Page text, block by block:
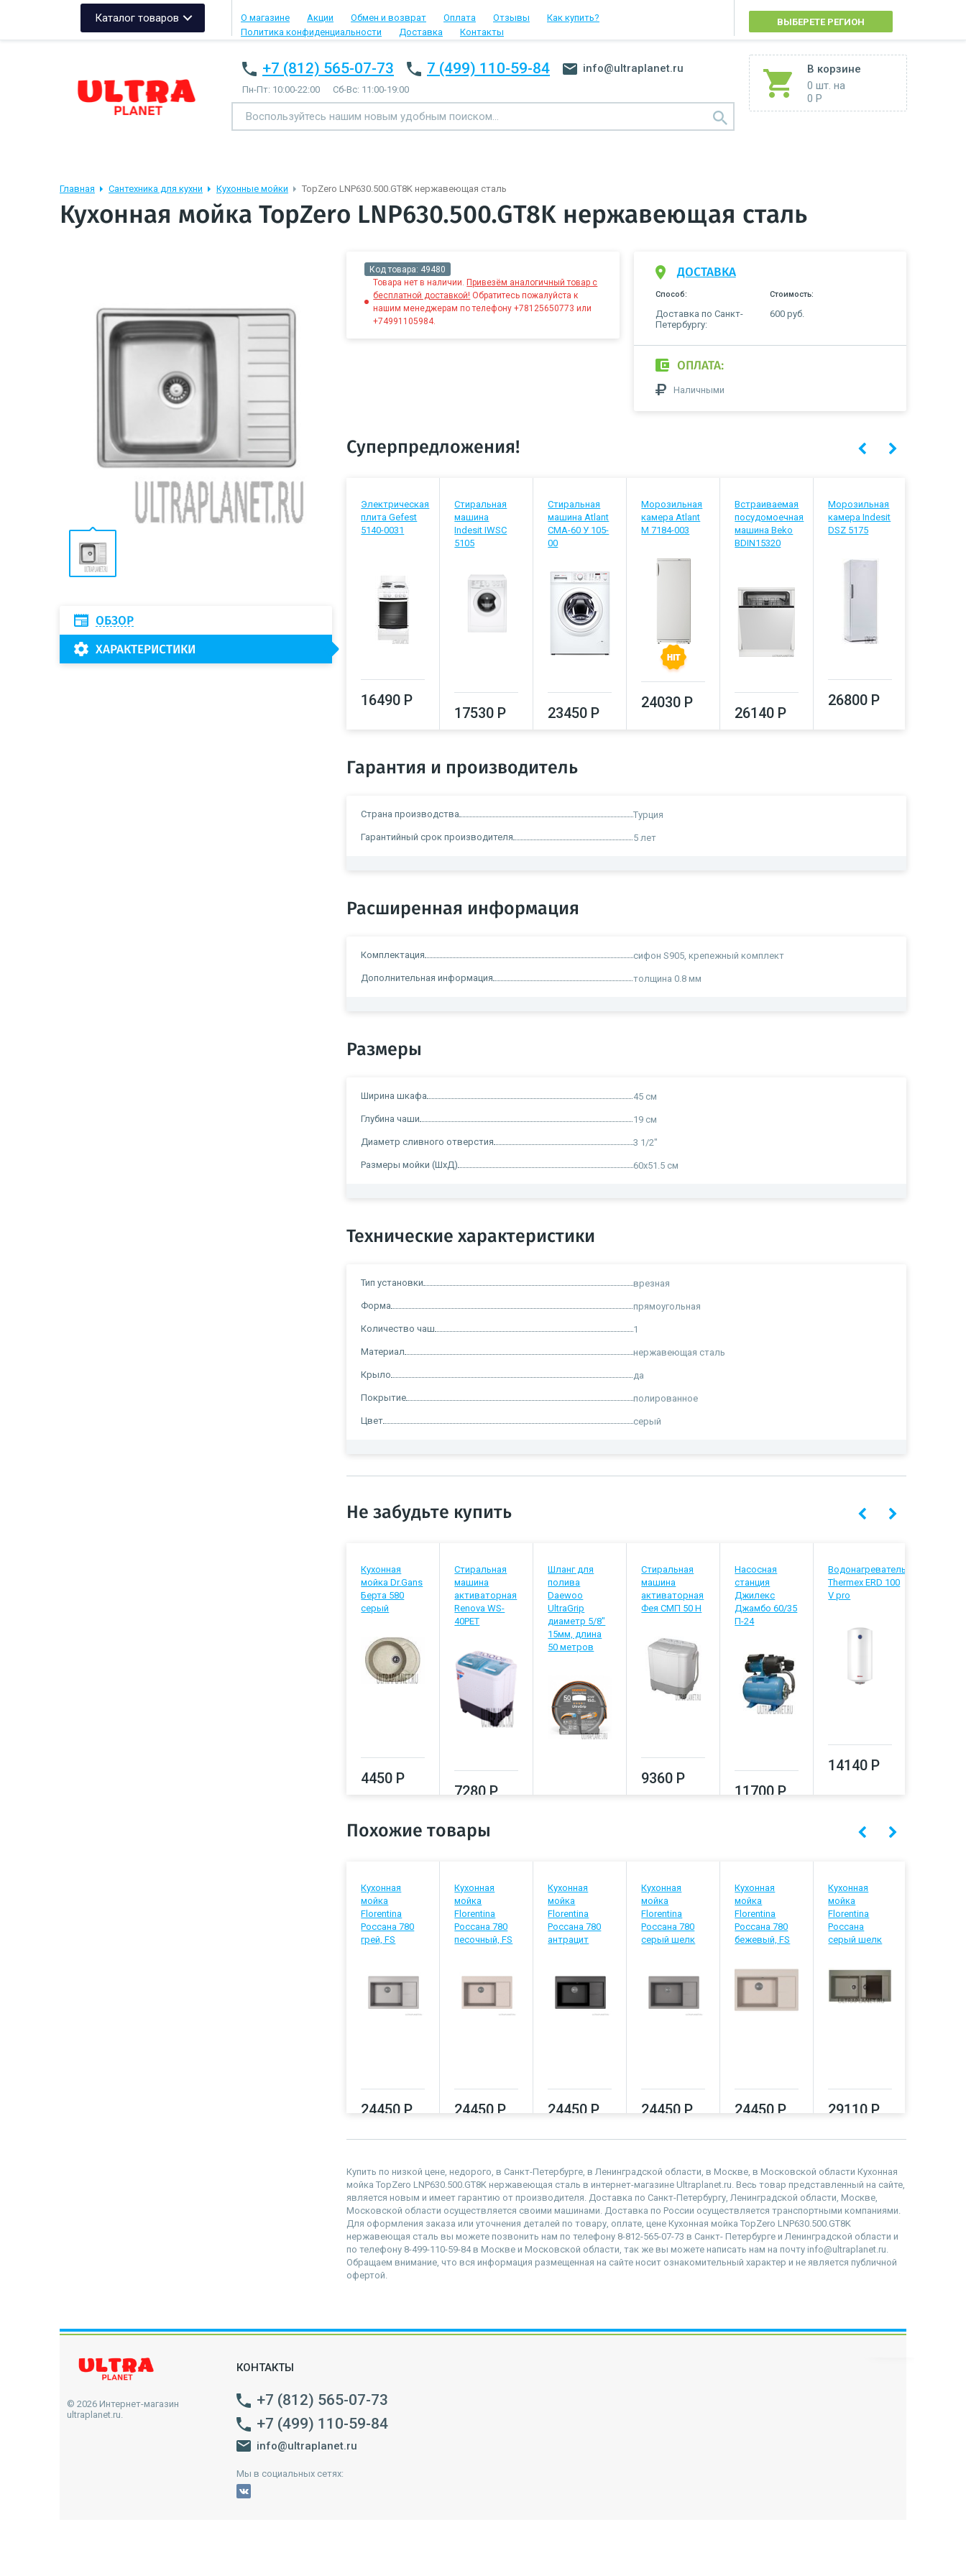
Каталог товаров О магазине Акции Обмен и возврат Оплата Отзывы
Как купить?
Политика конфиденциальности
Доставка Контакты
ВЫБЕРЕТЕ РЕГИОН
В корзине
0 шт. на
0 Р
+7 (812) 565-07-73 7 (499) 110-59-84 info@ultraplanet.ru
Пн-Пт: 10:00-22:00 Сб-Вс: 11:00-19:00
Главная Сантехника для кухни Кухонные мойки TopZero LNP630.500.GT8K нержавеющая сталь
Кухонная мойка TopZero LNP630.500.GT8K нержавеющая сталь
ОБЗОР
ХАРАКТЕРИСТИКИ
Код товара: 49480
Товара нет в наличии. Привезём аналогичный товар с
бесплатной доставкой! Обратитесь пожалуйста к
нашим менеджерам по телефону +78125650773 или
+74991105984.
ДОСТАВКА
Способ: Стоимость:
Доставка по Санкт-
Петербургу:
600 руб.
ОПЛАТА:
Наличными
Суперпредложения!
Электрическая
плита Gefest
5140-0031
16490 Р
Стиральная
машина
Indesit IWSC
5105
17530 Р
Стиральная
машина Atlant
СМА-60 У 105-
00
23450 Р
Морозильная
камера Atlant
М 7184-003
24030 Р
Встраиваемая
посудомоечная
машина Beko
BDIN15320
26140 Р
Морозильная
камера Indesit
DSZ 5175
26800 Р
Гарантия и производитель
Страна производства Турция
Гарантийный срок производителя 5 лет
Расширенная информация
Комплектация сифон S905, крепежный комплект
Дополнительная информация толщина 0.8 мм
Размеры
Ширина шкафа 45 см
Глубина чаши 19 см
Диаметр сливного отверстия 3 1/2"
Размеры мойки (ШxД) 60х51.5 см
Технические характеристики
Тип установки врезная
Форма прямоугольная
Количество чаш 1
Материал нержавеющая сталь
Крыло да
Покрытие полированное
Цвет серый
Не забудьте купить
Кухонная
мойка Dr.Gans
Берта 580
серый
4450 Р
Стиральная
машина
активаторная
Renova WS-
40PET
7280 Р
Шланг для
полива
Daewoo
UltraGrip
диаметр 5/8"
15мм, длина
50 метров
Стиральная
машина
активаторная
Фея СМП 50 Н
9360 Р
Насосная
станция
Джилекс
Джамбо 60/35
П-24
11700 Р
Водонагреватель
Thermex ERD 100
V pro
14140 Р
Похожие товары
Кухонная
мойка
Florentina
Россана 780
грей, FS
24450 Р
Кухонная
мойка
Florentina
Россана 780
песочный, FS
24450 Р
Кухонная
мойка
Florentina
Россана 780
антрацит
24450 Р
Кухонная
мойка
Florentina
Россана 780
серый шелк
24450 Р
Кухонная
мойка
Florentina
Россана 780
бежевый, FS
24450 Р
Кухонная
мойка
Florentina
Россана
серый шелк
29110 Р
Купить по низкой цене, недорого, в Санкт-Петербурге, в Ленинградской области, в Москве, в Московской области Кухонная
мойка TopZero LNP630.500.GT8K нержавеющая сталь в интернет-магазине Ultraplanet.ru. Весь товар представленный на сайте,
является новым и имеет гарантию от производителя. Доставка по Санкт-Петербургу, Ленинградской области, Москве,
Московской области осуществляется своими машинами. Доставка по России осуществляется транспортными компаниями.
Для оформления заказа или уточнения деталей по товару, оплате, цене Кухонная мойка TopZero LNP630.500.GT8K
нержавеющая сталь вы можете позвонить нам по телефону 8-812-565-07-73 в Санкт- Петербурге и Ленинградской области и
по телефону 8-499-110-59-84 в Москве и Московской области, так же вы можете написать нам на почту info@ultraplanet.ru.
Обращаем внимание, что вся информация размещенная на сайте носит ознакомительный характер и не является публичной
офертой.
© 2026 Интернет-магазин
ultraplanet.ru.
КОНТАКТЫ
+7 (812) 565-07-73
+7 (499) 110-59-84
info@ultraplanet.ru
Мы в социальных сетях:
наверх